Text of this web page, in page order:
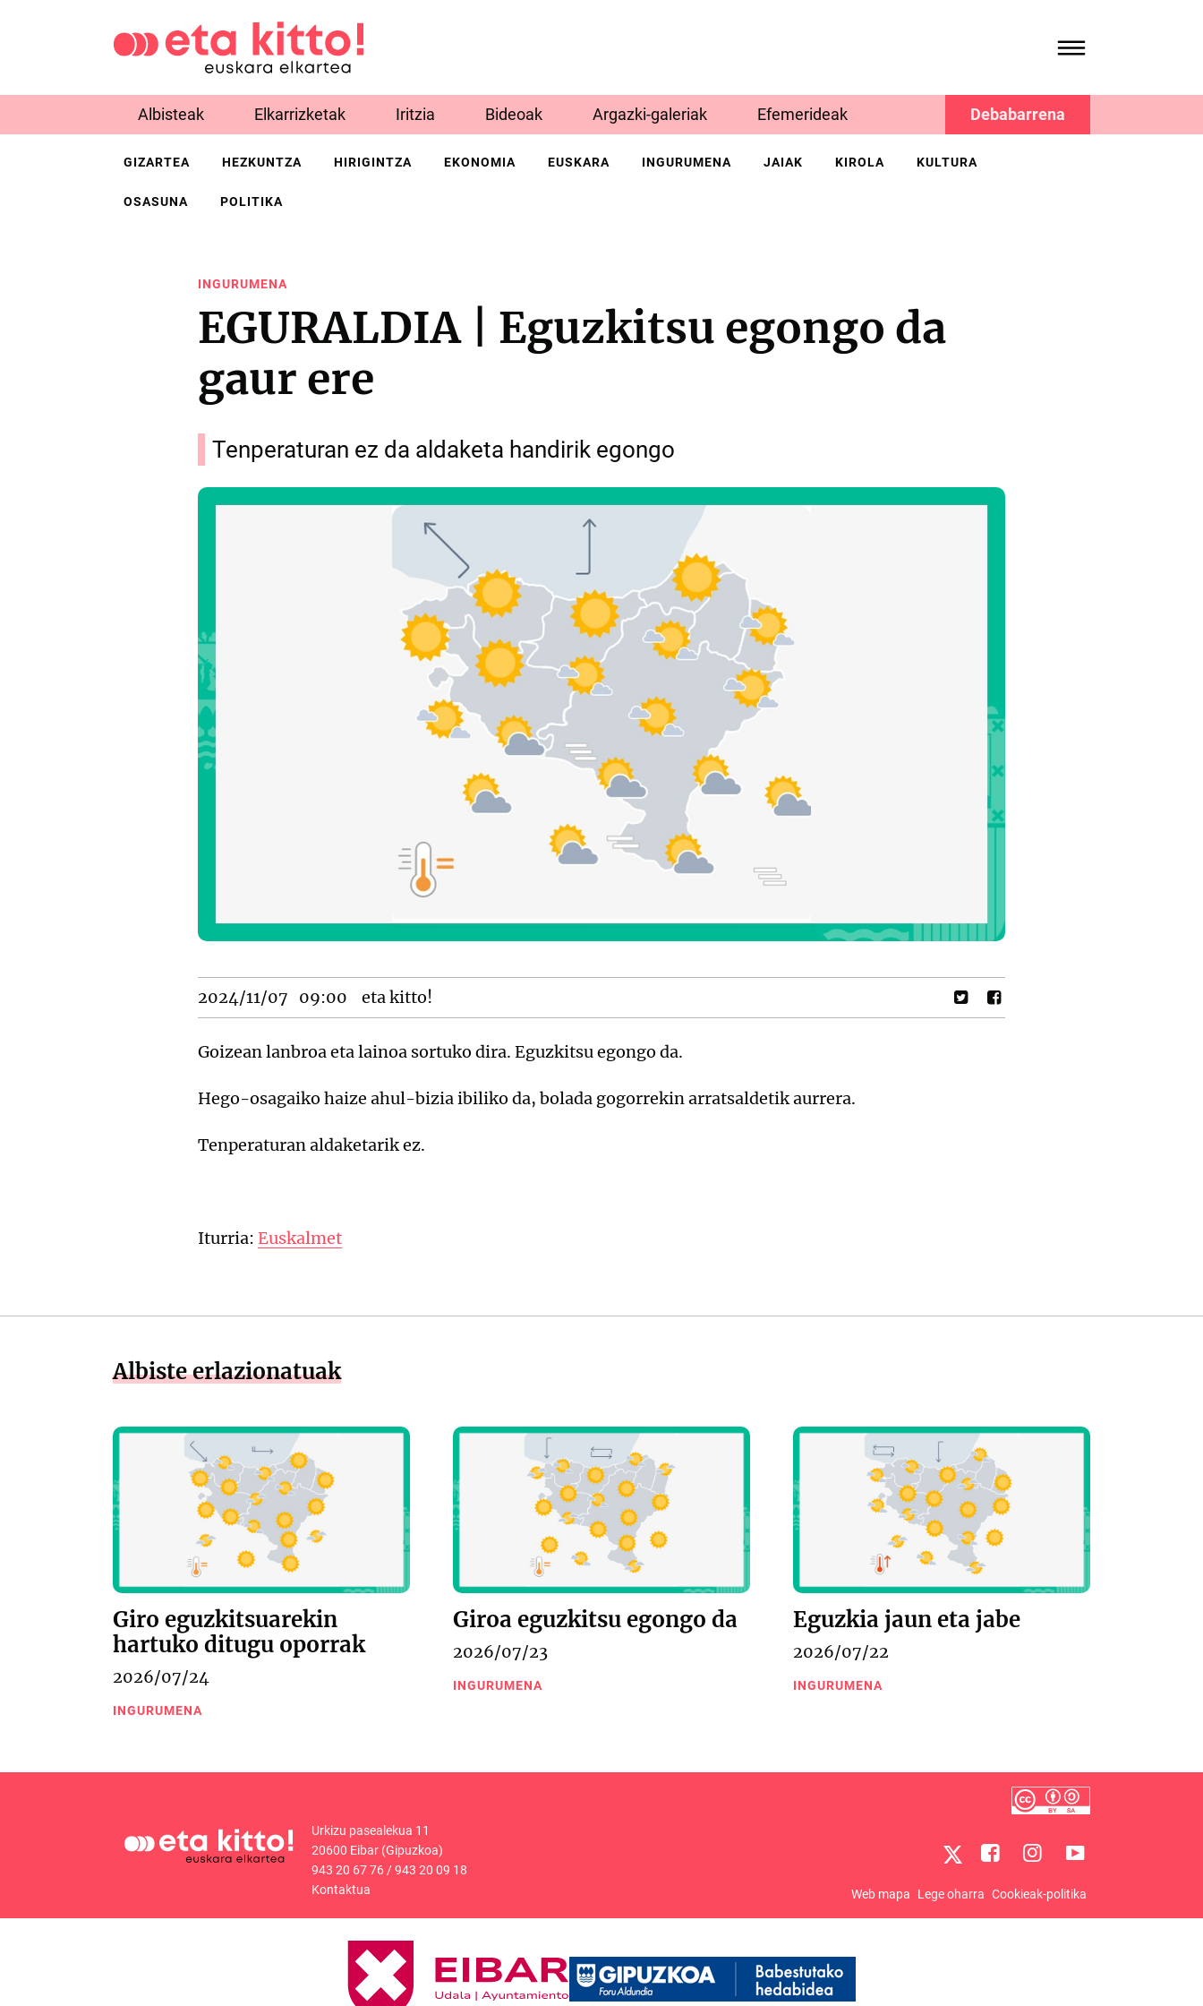
Albisteak Elkarrizketak Iritzia Bideoak Argazki-galeriak Efemerideak Debabarrena
GIZARTEA HEZKUNTZA HIRIGINTZA EKONOMIA EUSKARA INGURUMENA JAIAK KIROLA KULTURA
OSASUNA POLITIKA
INGURUMENA
EGURALDIA | Eguzkitsu egongo da
gaur ere
Tenperaturan ez da aldaketa handirik egongo
2024/11/07 09:00 eta kitto!
Goizean lanbroa eta lainoa sortuko dira. Eguzkitsu egongo da.
Hego-osagaiko haize ahul-bizia ibiliko da, bolada gogorrekin arratsaldetik aurrera.
Tenperaturan aldaketarik ez.
Iturria: Euskalmet
Albiste erlazionatuak
Giro eguzkitsuarekin
hartuko ditugu oporrak
2026/07/24
INGURUMENA
Giroa eguzkitsu egongo da
2026/07/23
INGURUMENA
Eguzkia jaun eta jabe
2026/07/22
INGURUMENA
Urkizu pasealekua 11
20600 Eibar (Gipuzkoa)
943 20 67 76/943 20 09 18
Kontaktua
Web mapa Lege oharra Cookieak-politika